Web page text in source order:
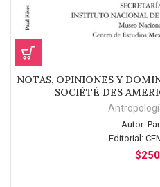
NOTAS, OPINIONES Y
SOCIÉTÉ DES
Autor:
Editorial:
$